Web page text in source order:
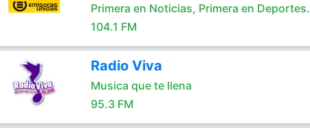
Primera en Noticias, Primera en Deportes.
104.1 FM
Radio Viva
Musica que te llena
95.3 FM